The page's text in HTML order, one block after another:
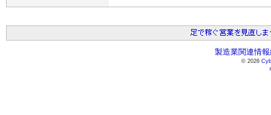
製造業関連情
© 2026